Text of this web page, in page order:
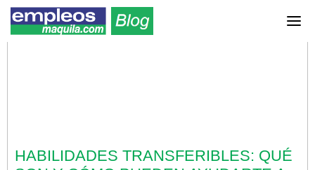
HABILIDADES TRANSFERIBLES: QUÉ